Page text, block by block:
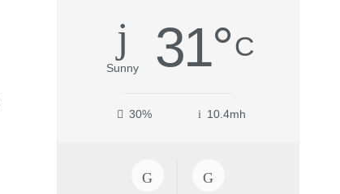
Sunny 31°C
30% 10.4mh